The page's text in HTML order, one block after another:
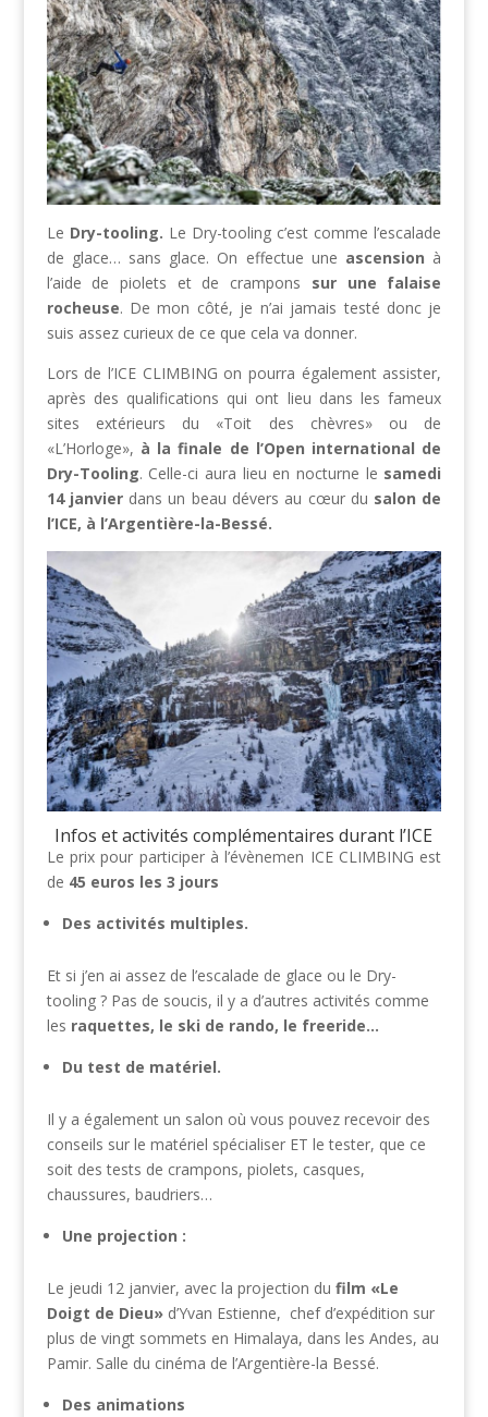
Le Dry-tooling. Le Dry-tooling c’est comme l’escalade
de glace… sans glace. On effectue une ascension à
l’aide de piolets et de crampons sur une falaise
rocheuse. De mon côté, je n’ai jamais testé donc je
suis assez curieux de ce que cela va donner.
Lors de l’ICE CLIMBING on pourra également assister,
après des qualifications qui ont lieu dans les fameux
sites extérieurs du «Toit des chèvres» ou de
«L’Horloge», à la finale de l’Open international de
Dry-Tooling. Celle-ci aura lieu en nocturne le samedi
14 janvierdans un beau dévers au cœur du salon de
l’ICE, à l’Argentière-la-Bessé.
Infos et activités complémentaires durant l’ICE
Le prix pour participer à l’évènemen ICE CLIMBING est
de 45 euros les 3 jours
Des activités multiples.
Et si j’en ai assez de l’escalade de glace ou le Dry-
tooling ? Pas de soucis, il y a d’autres activités comme
les raquettes, le ski de rando, le freeride…
Du test de matériel.
Il y a également un salon où vous pouvez recevoir des
conseils sur le matériel spécialiser ET le tester, que ce
soit des tests de crampons, piolets, casques,
chaussures, baudriers…
Une projection :
Le jeudi 12 janvier, avec la projection du film «Le
Doigt de Dieu»d’Yvan Estienne, chef d’expédition sur
plus de vingt sommets en Himalaya, dans les Andes, au
Pamir. Salle du cinéma de l’Argentière-la Bessé.
Des animations